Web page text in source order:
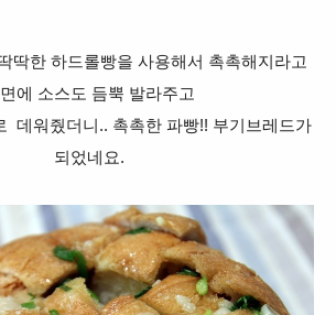
딱한 하드롤빵을 사용해서 촉촉해지라고
에 소스도 듬뿍 발라주고
데워줬더니.. 촉촉한 파빵!! 부기브레드가
되었네요.